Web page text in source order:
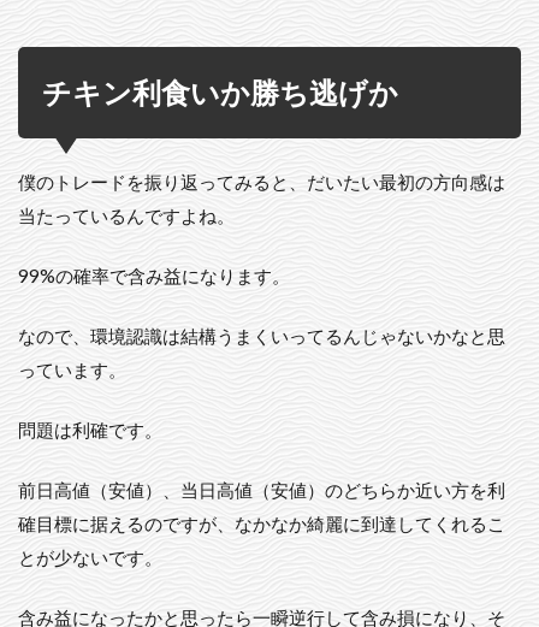
チキン利食いか勝ち逃げか
僕のトレードを振り返ってみると、だいたい最初の方向感は
当たっているんですよね。
99%の確率で含み益になります。
なので、環境認識は結構うまくいってるんじゃないかなと思
っています。
問題は利確です。
前日高値（安値）、当日高値（安値）のどちらか近い方を利
確目標に据えるのですが、なかなか綺麗に到達してくれるこ
とが少ないです。
含み益になったかと思ったら一瞬逆行して含み損になり、そ